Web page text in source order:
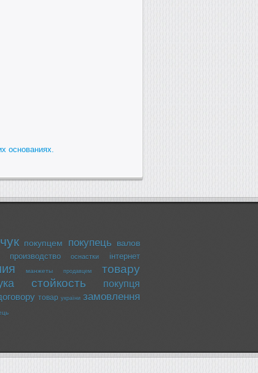
основаниях.
покупцем покупець валов
производство оснастки інтернет
манжеты продавцем товару
стойкость покупця
товар україни замовлення